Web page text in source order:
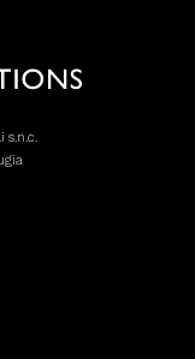
s.n.c.